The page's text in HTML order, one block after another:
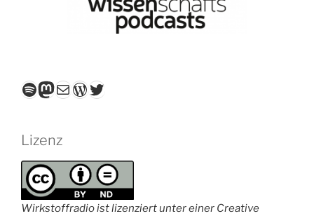
Spotify
Mastodon
E-MailWordPress
Twitter
Lizenz
Wirkstoffradio ist lizenziert unter einer Creative